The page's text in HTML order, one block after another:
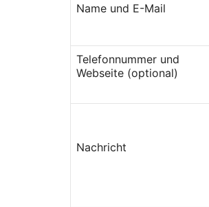
Name und E-Mail
Telefonnummer und
Webseite (optional)
Nachricht